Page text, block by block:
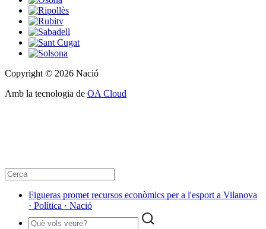
Copyright © 2026 Nació
Amb la tecnologia de OA Cloud
Figueras promet recursos econòmics per a l'esport a Vilanova
· Política · Nació